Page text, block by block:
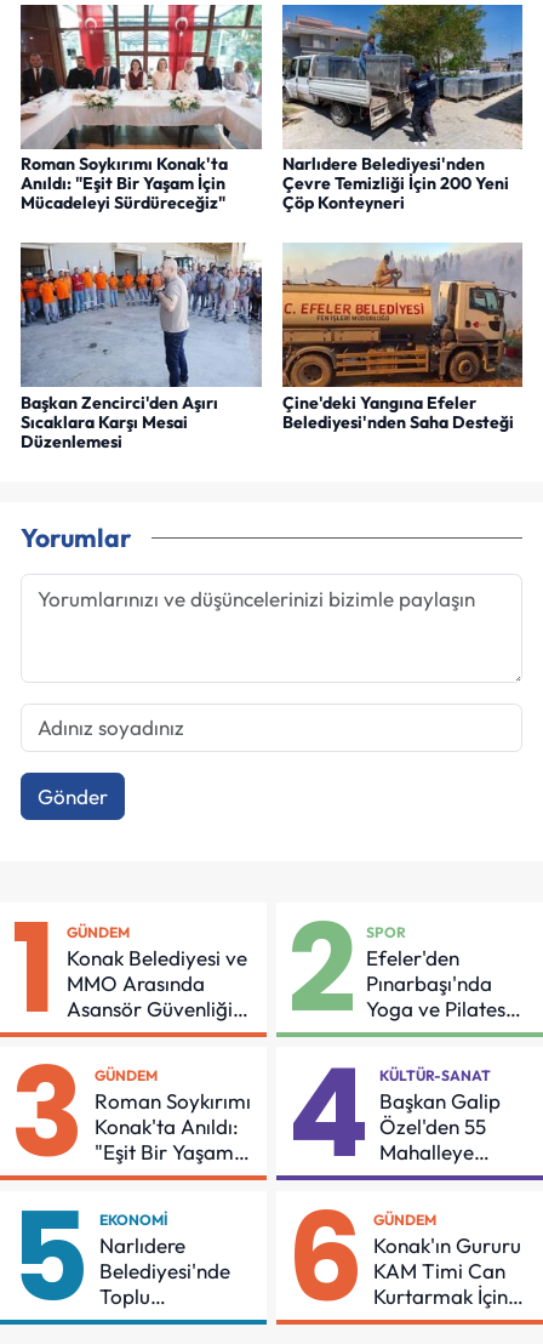
Roman Soykırımı Konak'ta
Anıldı: "Eşit Bir Yaşam İçin
Mücadeleyi Sürdüreceğiz"
Narlıdere Belediyesi'nden
Çevre Temizliği İçin 200 Yeni
Çöp Konteyneri
Başkan Zencirci'den Aşırı
Sıcaklara Karşı Mesai
Düzenlemesi
Çine'deki Yangına Efeler
Belediyesi'nden Saha Desteği
Yorumlar
Gönder
1 GÜNDEM
Konak Belediyesi ve
MMO Arasında
Asansör Güvenliği
İçin Önemli Protokol
2 SPOR
Efeler'den
Pınarbaşı'nda
Yoga ve Pilates
Buluşması
3 GÜNDEM
Roman Soykırımı
Konak'ta Anıldı:
"Eşit Bir Yaşam
İçin Mücadeleyi
4 KÜLTÜR-SANAT
Başkan Galip
Özel'den 55
Mahalleye
Çocuk Şenliği
5 EKONOMI
Narlıdere
Belediyesi'nde
Toplu
Sözleşmeye
6 GÜNDEM
Konak'ın Gururu
KAM Timi Can
Kurtarmak İçin
Demir Aldı